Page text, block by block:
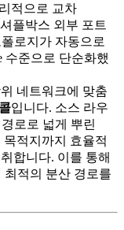
적으로 교차
플박스 외부 포트
로지가 자동으로
수준으로 단순화했
네트워크에 맞춤
입니다. 소스 라우
로로 넓게 뿌린
목적지까지 효율적
합니다. 이를 통해
적의 분산 경로를